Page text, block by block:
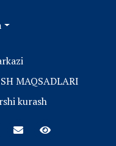
MAQSADLARI
kurash